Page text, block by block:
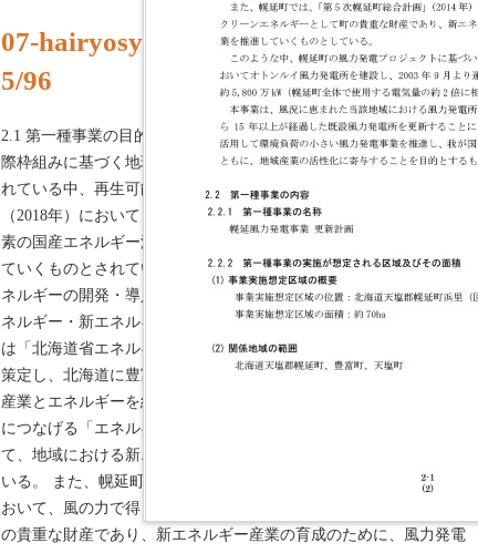
07-hairyosyo-youyakusyo
5/96
2.1 第一種事業の目的 我が国は、低いエネルギー自給率の改善や国
際枠組みに基づく地球温暖化対策の着実な推進といった対応に迫ら
れている中、再生可能エネルギーは、「エネルギー基本計画」
（2018年）において、エネルギー安全保障にも寄与する重要な低炭
素の国産エネルギー源と位置付けられ、その導入を積極的に推進し
ていくものとされている。 北海道では、省エネルギーの促進と新エ
ネルギーの開発・導入の促進を図るために、2001年に「北海道省エ
ネルギー・新エネルギー促進条例」を制定するとともに、2016年に
は「北海道省エネルギー・新エネルギー促進行動計画（第Ⅱ期）」を
策定し、北海道に豊富に存在するエネルギー資源を活用して地域の
産業とエネルギーを結び付け、地域産業の活性化や暮らしの豊かさ
につなげる「エネルギー自給・地域循環システム」の構築に向け
て、地域における新エネルギーの導入促進を図っていくものとして
いる。 また、幌延町では、「第5次幌延町総合計画」（2014年）に
おいて、風の力で得られる風力発電はクリーンエネルギーとして町
の貴重な財産であり、新エネルギー産業の育成のために、風力発電